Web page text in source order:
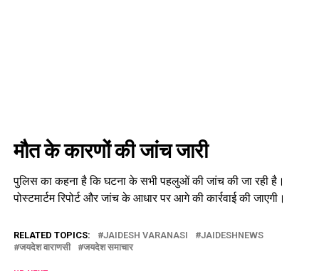
मौत के कारणों की जांच जारी
पुलिस का कहना है कि घटना के सभी पहलुओं की जांच की जा रही है।
पोस्टमार्टम रिपोर्ट और जांच के आधार पर आगे की कार्रवाई की जाएगी।
RELATED TOPICS: JAIDESH VARANASI
JAIDESHNEWS
जयदेश वाराणसी
जयदेश समाचार